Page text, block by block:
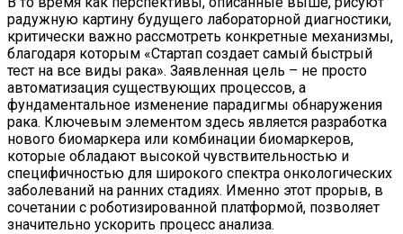
радужную картину будущего лабораторной диагностики,
критически важно рассмотреть конкретные механизмы,
благодаря которым «Стартап создает самый быстрый
тест на все виды рака». Заявленная цель – не просто
автоматизация существующих процессов, а
фундаментальное изменение парадигмы обнаружения
рака. Ключевым элементом здесь является разработка
нового биомаркера или комбинации биомаркеров,
которые обладают высокой чувствительностью и
специфичностью для широкого спектра онкологических
заболеваний на ранних стадиях. Именно этот прорыв, в
сочетании с роботизированной платформой, позволяет
значительно ускорить процесс анализа.